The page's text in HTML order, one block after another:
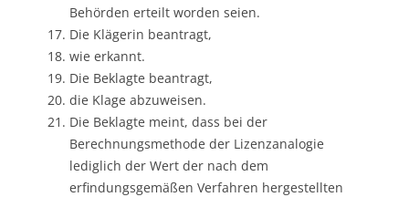
Behörden erteilt worden seien.
Die Klägerin beantragt,
wie erkannt.
Die Beklagte beantragt,
die Klage abzuweisen.
Die Beklagte meint, dass bei der
Berechnungsmethode der Lizenzanalogie
lediglich der Wert der nach dem
erfindungsgemäßen Verfahren hergestellten